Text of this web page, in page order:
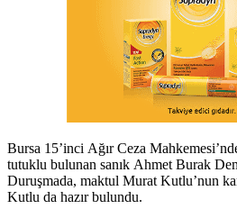
Bursa 15’inci Ağır Ceza
tutuklu bulunan sanık Ahmet Burak
Duruşmada, maktul Murat Kutlu’nun
Kutlu da hazır bulundu.